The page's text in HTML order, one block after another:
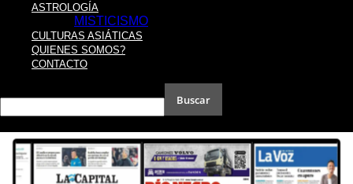
ASTROLOGÍA
MISTICISMO
CULTURAS ASIÁTICAS
QUIENES SOMOS?
CONTACTO